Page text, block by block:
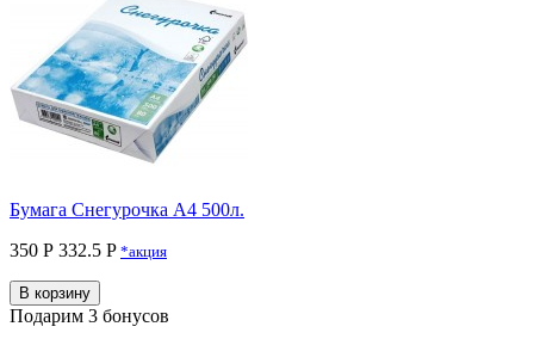
Бумага Снегурочка A4 500л.
350 Р 332.5 P *акция
В корзину
Подарим 3 бонусов